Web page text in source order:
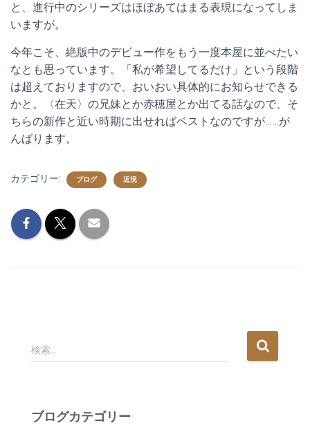
と、進行中のシリーズはほぼあてはまる表現になってしま
いますが。
今年こそ、絶版中のデビュー作をもう一度本屋に並べたい
なとも思っています。「私が希望してるだけ」という段階
は超えておりますので、おいおい具体的にお知らせできる
かと。〈在天〉の兄妹とか赤穂屋とか出てる話なので、そ
ちらの新作と近い時期に出せればベストなのですが……が
んばります。
カテゴリー: ブログ 近況
検
索
検索…
ブログカテゴリー